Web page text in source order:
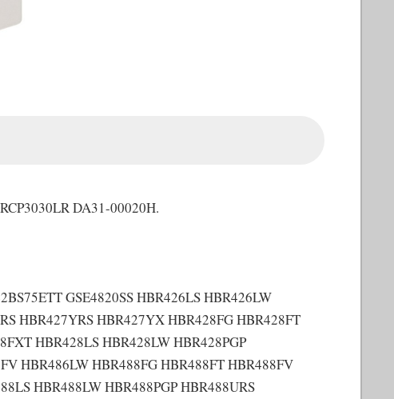
DA31-00020H.
GSE4820SS HBR426LS HBR426LW
HBR427YRS HBR427YX HBR428FG HBR428FT
HBR428LS HBR428LW HBR428PGP
HBR486LW HBR488FG HBR488FT HBR488FV
HBR488LW HBR488PGP HBR488URS